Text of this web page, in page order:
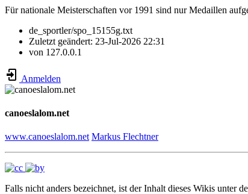
Für nationale Meisterschaften vor 1991 sind nur Medaillen
de_sportler/spo_15155g.txt
Zuletzt geändert: 23-Jul-2026 22:31
von 127.0.0.1
Anmelden
canoeslalom.net
www.canoeslalom.net Markus Flechtner
Falls nicht anders bezeichnet, ist der Inhalt dieses Wikis unter